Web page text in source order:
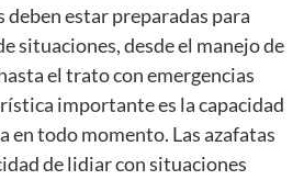
deben estar preparadas para
situaciones, desde el manejo de
el trato con emergencias
importante es la capacidad
en todo momento. Las azafatas
de lidiar con situaciones